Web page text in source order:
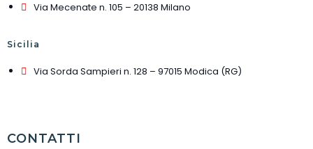
Via Mecenate n. 105 – 20138 Milano
Sicilia
Via Sorda Sampieri n. 128 – 97015 Modica (RG)
CONTATTI